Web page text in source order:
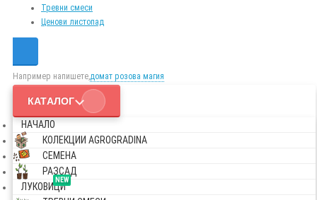
Тревни смеси
Ценови листопад
Например напишете,домат розова магия
КАТАЛОГ
НАЧАЛО
КОЛЕКЦИИ AGROGRADINA
СЕМЕНА
РАЗСАД
NEW
ЛУКОВИЦИ